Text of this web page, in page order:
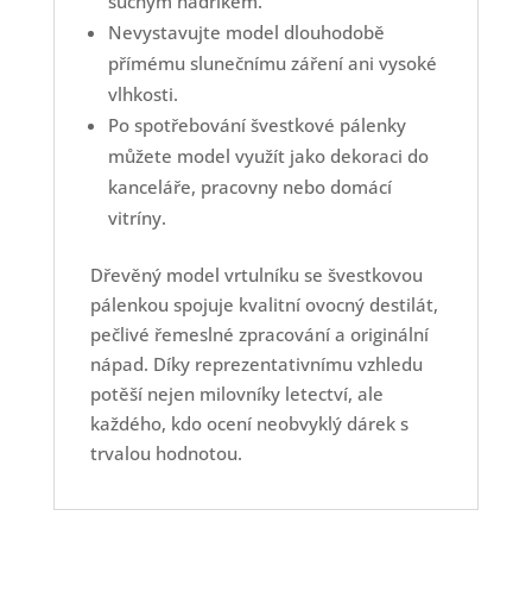
Nevystavujte model dlouhodobě
přímému slunečnímu záření ani vysoké
vlhkosti.
Po spotřebování švestkové pálenky
můžete model využít jako dekoraci do
kanceláře, pracovny nebo domácí
vitríny.
Dřevěný model vrtulníku se švestkovou
pálenkou spojuje kvalitní ovocný destilát,
pečlivé řemeslné zpracování a originální
nápad. Díky reprezentativnímu vzhledu
potěší nejen milovníky letectví, ale
každého, kdo ocení neobvyklý dárek s
trvalou hodnotou.